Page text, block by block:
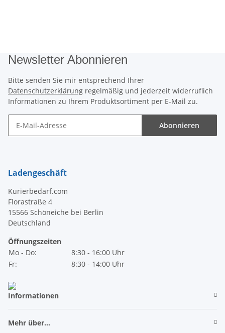
Newsletter Abonnieren
Bitte senden Sie mir entsprechend Ihrer
Datenschutzerklärung regelmäßig und jederzeit widerruflich
Informationen zu Ihrem Produktsortiment per E-Mail zu.
Abonnieren
Ladengeschäft
Kurierbedarf.com
Florastraße 4
15566 Schöneiche bei Berlin
Deutschland
Öffnungszeiten
Mo - Do:
8:30 - 16:00 Uhr
Fr:
8:30 - 14:00 Uhr
Informationen
Mehr über...